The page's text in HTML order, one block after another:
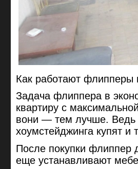
Как работают флипперы
Задача флиппера в
квартиру с
вони — тем лучше. Ведь
хоумстейджинга купят и
После покупки флиппер
еще устанавливают